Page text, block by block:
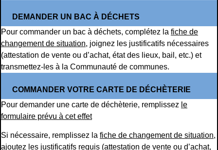
DEMANDER UN BAC À DÉCHETS
Pour commander un bac à déchets, complétez la fiche de
changement de situation, joignez les justificatifs nécessaires
(attestation de vente ou d’achat, état des lieux, bail, etc.) et
transmettez-les à la Communauté de communes.
COMMANDER VOTRE CARTE DE DÉCHÈTERIE
Pour demander une carte de déchèterie, remplissez le
formulaire prévu à cet effet
Si nécessaire, remplissez la fiche de changement de situation,
ajoutez les justificatifs requis (attestation de vente ou d’achat,